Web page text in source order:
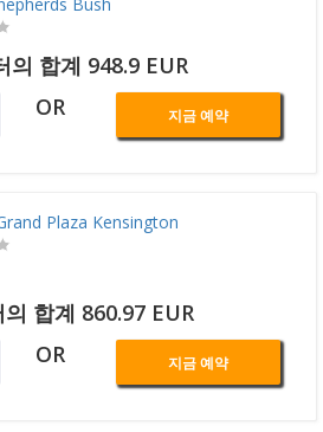
의 합계 948.9 EUR
OR 지금 예약
Plaza Kensington
합계 860.97 EUR
OR 지금 예약